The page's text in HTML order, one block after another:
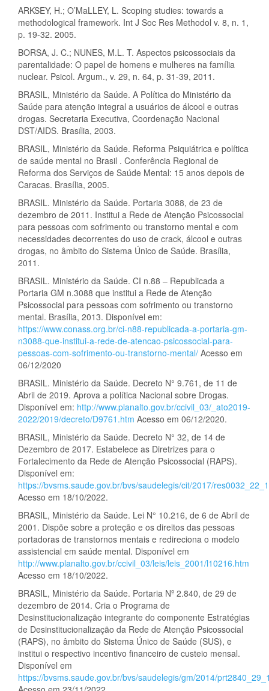
ARKSEY, H.; O’MaLLEY, L. Scoping studies: towards a
methodological framework. Int J Soc Res Methodol v. 8, n. 1,
p. 19-32. 2005.
BORSA, J. C.; NUNES, M.L. T. Aspectos psicossociais da
parentalidade: O papel de homens e mulheres na família
nuclear. Psicol. Argum., v. 29, n. 64, p. 31-39, 2011.
BRASIL, Ministério da Saúde. A Política do Ministério da
Saúde para atenção integral a usuários de álcool e outras
drogas. Secretaria Executiva, Coordenação Nacional
DST/AIDS. Brasília, 2003.
BRASIL, Ministério da Saúde. Reforma Psiquiátrica e política
de saúde mental no Brasil . Conferência Regional de
Reforma dos Serviços de Saúde Mental: 15 anos depois de
Caracas. Brasília, 2005.
BRASIL. Ministério da Saúde. Portaria 3088, de 23 de
dezembro de 2011. Institui a Rede de Atenção Psicossocial
para pessoas com sofrimento ou transtorno mental e com
necessidades decorrentes do uso de crack, álcool e outras
drogas, no âmbito do Sistema Único de Saúde. Brasília,
2011.
BRASIL. Ministério da Saúde. CI n.88 – Republicada a
Portaria GM n.3088 que institui a Rede de Atenção
Psicossocial para pessoas com sofrimento ou transtorno
mental. Brasília, 2013. Disponível em:
https://www.conass.org.br/ci-n88-republicada-a-portaria-gm-
n3088-que-institui-a-rede-de-atencao-psicossocial-para-
pessoas-com-sofrimento-ou-transtorno-mental/ Acesso em
06/12/2020
BRASIL. Ministério da Saúde. Decreto N° 9.761, de 11 de
Abril de 2019. Aprova a política Nacional sobre Drogas.
Disponível em: http://www.planalto.gov.br/ccivil_03/_ato2019-
2022/2019/decreto/D9761.htm Acesso em 06/12/2020.
BRASIL, Ministério da Saúde. Decreto N° 32, de 14 de
Dezembro de 2017. Estabelece as Diretrizes para o
Fortalecimento da Rede de Atenção Psicossocial (RAPS).
Disponível em:
https://bvsms.saude.gov.br/bvs/saudelegis/cit/2017/
Acesso em 18/10/2022.
BRASIL, Ministério da Saúde. Lei N° 10.216, de 6 de Abril de
2001. Dispõe sobre a proteção e os direitos das pessoas
portadoras de transtornos mentais e redireciona o modelo
assistencial em saúde mental. Disponível em
http://www.planalto.gov.br/ccivil_03/leis/leis_2001/l10216.htm
Acesso em 18/10/2022.
BRASIL, Ministério da Saúde. Portaria Nº 2.840, de 29 de
dezembro de 2014. Cria o Programa de
Desinstitucionalização integrante do componente Estratégias
de Desinstitucionalização da Rede de Atenção Psicossocial
(RAPS), no âmbito do Sistema Único de Saúde (SUS), e
institui o respectivo incentivo financeiro de custeio mensal.
Disponível em
https://bvsms.saude.gov.br/bvs/saudelegis/gm/2014/